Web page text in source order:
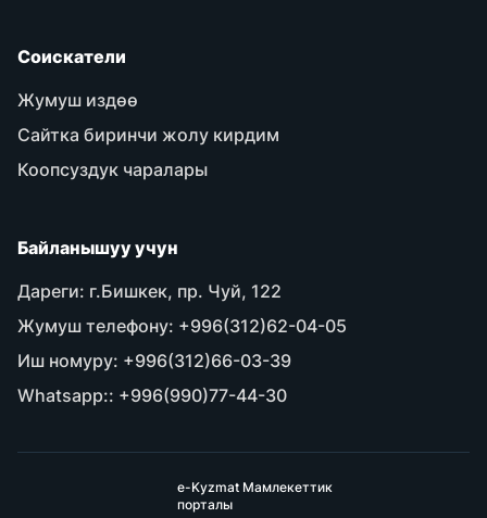
Соискатели
Жумуш издөө
Сайтка биринчи жолу кирдим
Коопсуздук чаралары
Байланышуу учун
Дареги: г.Бишкек, пр. Чуй, 122
Жумуш телефону: +996(312)62-04-05
Иш номуру: +996(312)66-03-39
Whatsapp:: +996(990)77-44-30
e-Kyzmat Мамлекеттик
порталы